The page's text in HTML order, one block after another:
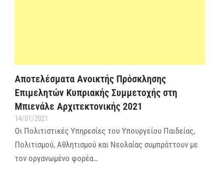
Αποτελέσματα Ανοικτής Πρόσκλησης
Επιμελητών Κυπριακής Συμμετοχής στη
Μπιενάλε Αρχιτεκτονικής 2021
14/01/2021
Οι Πολιτιστικές Υπηρεσίες του Υπουργείου Παιδείας,
Πολιτισμού, Αθλητισμού και Νεολαίας συμπράττουν με
τον οργανωμένο φορέα…